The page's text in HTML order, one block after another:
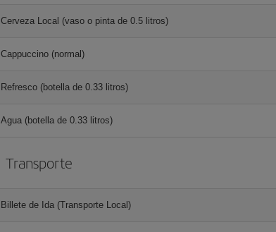
Cerveza Local (vaso o pinta de 0.5 litros)
Cappuccino (normal)
Refresco (botella de 0.33 litros)
Agua (botella de 0.33 litros)
Transporte
Billete de Ida (Transporte Local)